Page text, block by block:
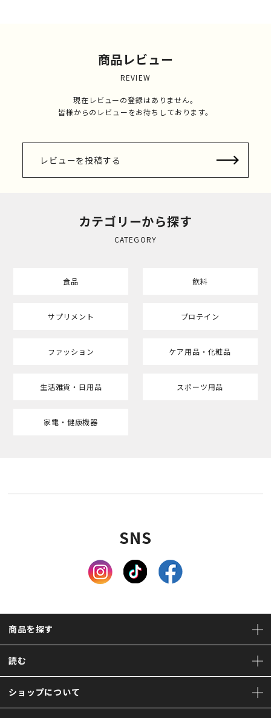
商品レビュー
REVIEW
現在レビューの登録はありません。
皆様からのレビューをお待ちしております。
レビューを投稿する
カテゴリーから探す
CATEGORY
食品 飲料
サプリメント プロテイン
ファッション ケア用品・化粧品
生活雑貨・日用品 スポーツ用品
家電・健康機器
SNS
商品を探す
読む
ショップについて